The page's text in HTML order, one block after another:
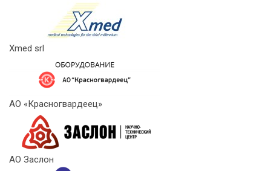
Xmed srl
АО «Красногвардеец»
АО Заслон